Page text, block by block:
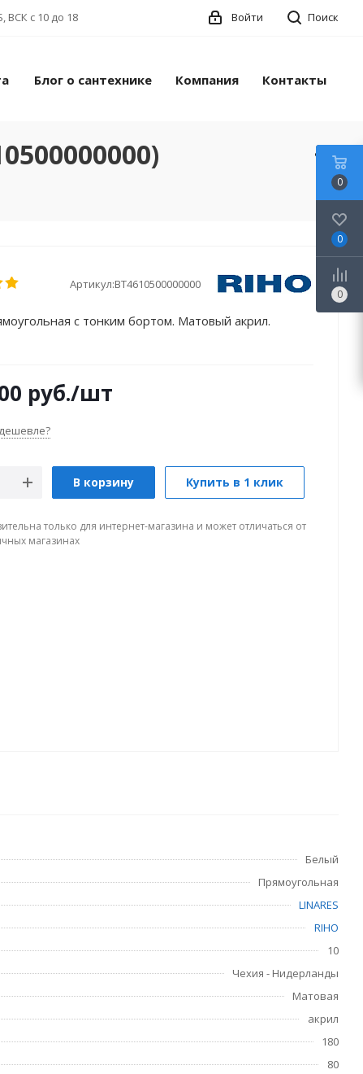
ВСК с 10 до 18 Поиск
Войти
Блог о сантехнике Компания Контакты
Артикул:BT4610500000000
с тонким бортом. Матовый акрил.
руб./шт
В корзину Купить в 1 клик
только для интернет-магазина и может отличаться от
магазинах
Белый
Прямоугольная
LINARES
RIHO
10
Чехия - Нидерланды
Матовая
акрил
180
80
0
0
0